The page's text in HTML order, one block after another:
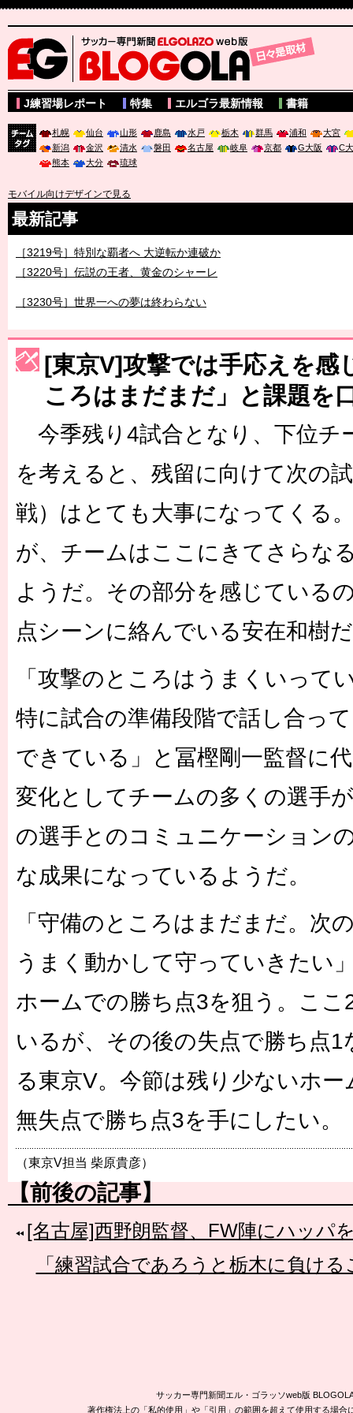
サッカー専門新聞ELGOLAZO web版 BLOGOLA
J練習場レポート 特集 エルゴラ最新情報 書籍
札幌 仙台 山形 鹿島 水戸 栃木 群馬 浦和
大宮
新潟
金沢 清水 磐田 名古屋 岐阜 京都 G大阪
C
熊本
大分 琉球
モバイル向けデザインで見る
最新記事
［3219号］特別な覇者へ 大逆転か連破か
［3220号］伝説の王者、黄金のシャーレ
［3230号］世界一への夢は終わらない
［3223号］一丸。日本出陣
［3222号］史上最大のW杯開幕 注目は「個」
[東京V]攻撃では手応えを感
ころはまだまだ」と課題を
今季残り4試合となり、下位チ
を考えると、残留に向けて次の
戦）はとても大事になってくる
が、チームはここにきてさらな
ようだ。その部分を感じている
点シーンに絡んでいる安在和樹
「攻撃のところはうまくいって
特に試合の準備段階で話し合っ
できている」と冨樫剛一監督に
変化としてチームの多くの選手
の選手とのコミュニケーション
な成果になっているようだ。
「守備のところはまだまだ。次
うまく動かして守っていきたい
ホームでの勝ち点3を狙う。ここ
いるが、その後の失点で勝ち点
る東京V。今節は残り少ないホ
無失点で勝ち点3を手にしたい。
（東京V担当 柴原貴彦）
【前後の記事】
[名古屋]西野朗監督、FW陣にハッパ
「練習試合であろうと栃木に負け
サッカー専門新聞エル・ゴラッソweb版
著作権法上の「私的使用」や「引用」の範囲を超えて使用する場